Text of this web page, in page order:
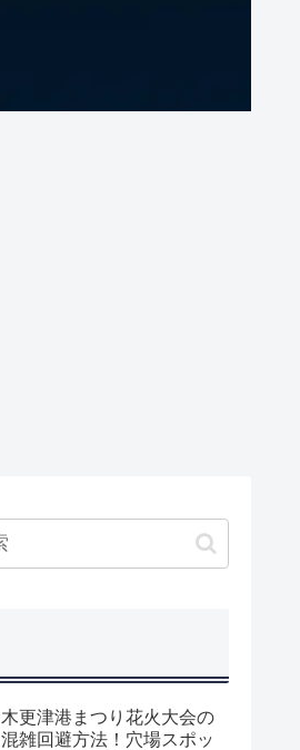
木更津港まつり花火大会の
混雑回避方法！穴場スポッ